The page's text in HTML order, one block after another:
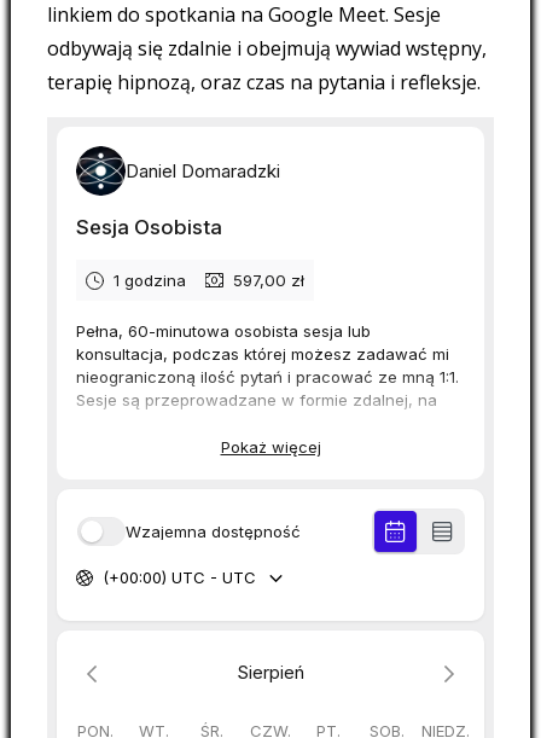
linkiem do spotkania na Google Meet. Sesje
odbywają się zdalnie i obejmują wywiad wstępny,
terapię hipnozą, oraz czas na pytania i refleksje.